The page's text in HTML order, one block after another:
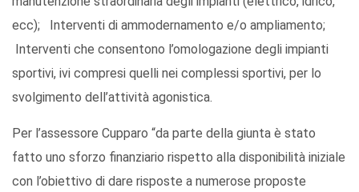
ecc); Interventi di ammodernamento e/o ampliamento;
Interventi che consentono l’omologazione degli impianti
sportivi, ivi compresi quelli nei complessi sportivi, per lo
svolgimento dell’attività agonistica.
Per l’assessore Cupparo “da parte della giunta è stato
fatto uno sforzo finanziario rispetto alla disponibilità iniziale
con l’obiettivo di dare risposte a numerose proposte